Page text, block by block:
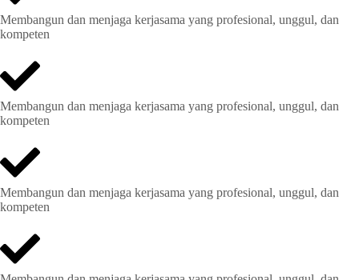
Membangun dan menjaga kerjasama yang profesional, unggul, dan
kompeten
Membangun dan menjaga kerjasama yang profesional, unggul, dan
kompeten
Membangun dan menjaga kerjasama yang profesional, unggul, dan
kompeten